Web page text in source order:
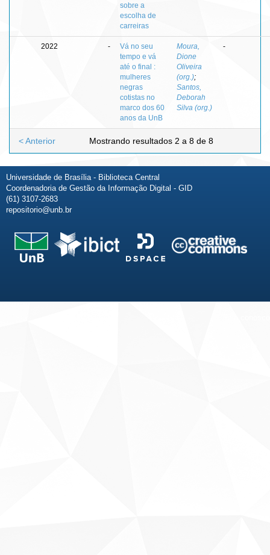
sobre a
escolha de
carreiras
2022 -
Vá no seu
tempo e vá
até o final :
mulheres
negras
cotistas no
marco dos 60
anos da UnB
Moura,
Dione
Oliveira
(org.);
Santos,
Deborah
Silva (org.)
-
Mostrando resultados 2 a 8 de 8
< Anterior
Universidade de Brasília - Biblioteca Central
Coordenadoria de Gestão da Informação Digital - GID
(61) 3107-2683
repositorio@unb.br